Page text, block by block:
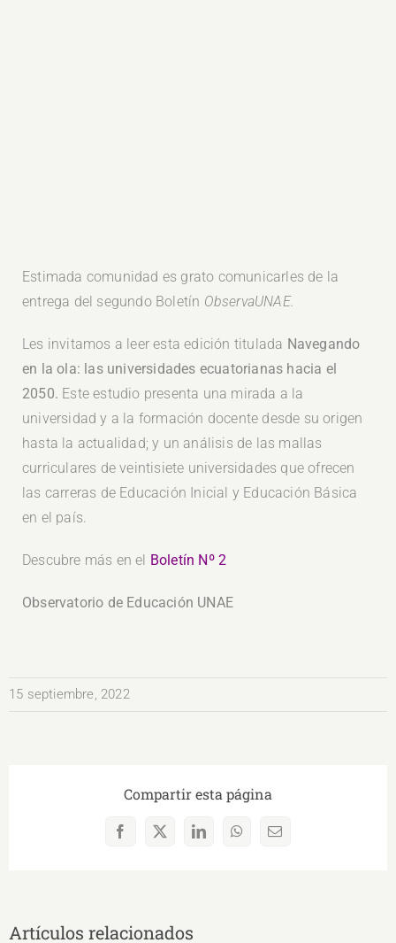
Estimada comunidad es grato comunicarles de la
entrega del segundo Boletín ObservaUNAE.
Les invitamos a leer esta edición titulada Navegando
en la ola: las universidades ecuatorianas hacia el
2050. Este estudio presenta una mirada a la
universidad y a la formación docente desde su origen
hasta la actualidad; y un análisis de las mallas
curriculares de veintisiete universidades que ofrecen
las carreras de Educación Inicial y Educación Básica
en el país.
Descubre más en el Boletín Nº 2
Observatorio de Educación UNAE
15 septiembre, 2022
Compartir esta página
Facebook
X LinkedInWhatsAppCorreo
Artículos relacionados